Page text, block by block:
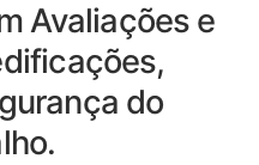
Avaliações e
do